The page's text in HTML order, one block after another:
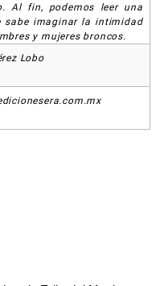
Al fin, podemos leer una
sabe imaginar la intimidad
y mujeres broncos.
Lobo